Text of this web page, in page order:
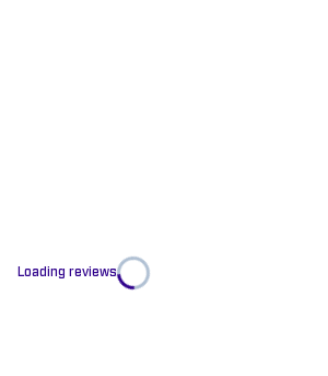
Loading reviews